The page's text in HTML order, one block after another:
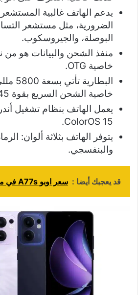
يدعم الهاتف غالبية
الضرورية، مثل مستشعر
البوصلة، والجيروسكوب.
خاصية OTG.
خاصية الشحن السريع بقوة 45 واط.
ColorOS 15.
يتوفر الهاتف بثلاثة ألوان:
والبنفسجي.
قد يعجبك أيضا : سعر اوبو A77s في مصر 2026